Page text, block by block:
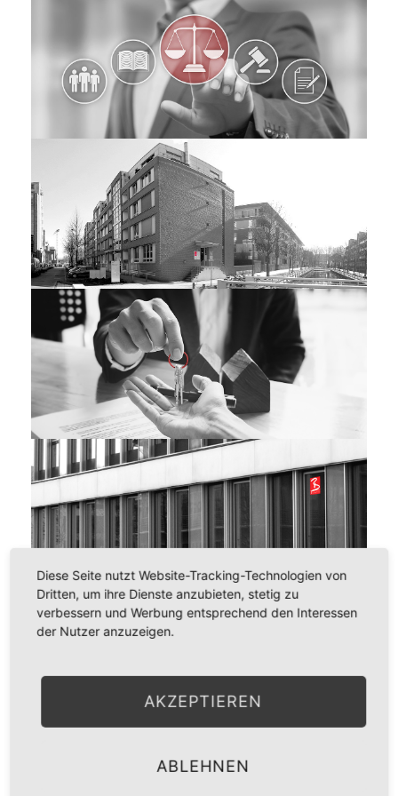
Handelsvertreterrecht
Handelsvertreter ist, wer als selbständiger
Gewerbetreibender ständig damit betraut ist, für einen
anderen Unternehmer Geschäfte zu vermitteln oder in
Handelsvertreter ist in den §§ 89 ff HGB gesetzlich
Diese Seite nutzt Website-Tracking-Technologien von
Dritten, um ihre Dienste anzubieten, stetig zu
verbessern und Werbung entsprechend den Interessen
der Nutzer anzuzeigen.
AKZEPTIEREN
ABLEHNEN